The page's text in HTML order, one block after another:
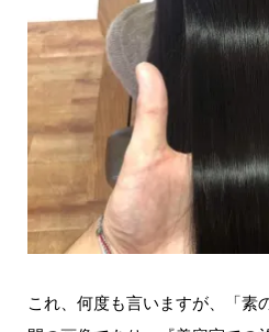
これ、何度も言いますが、「素